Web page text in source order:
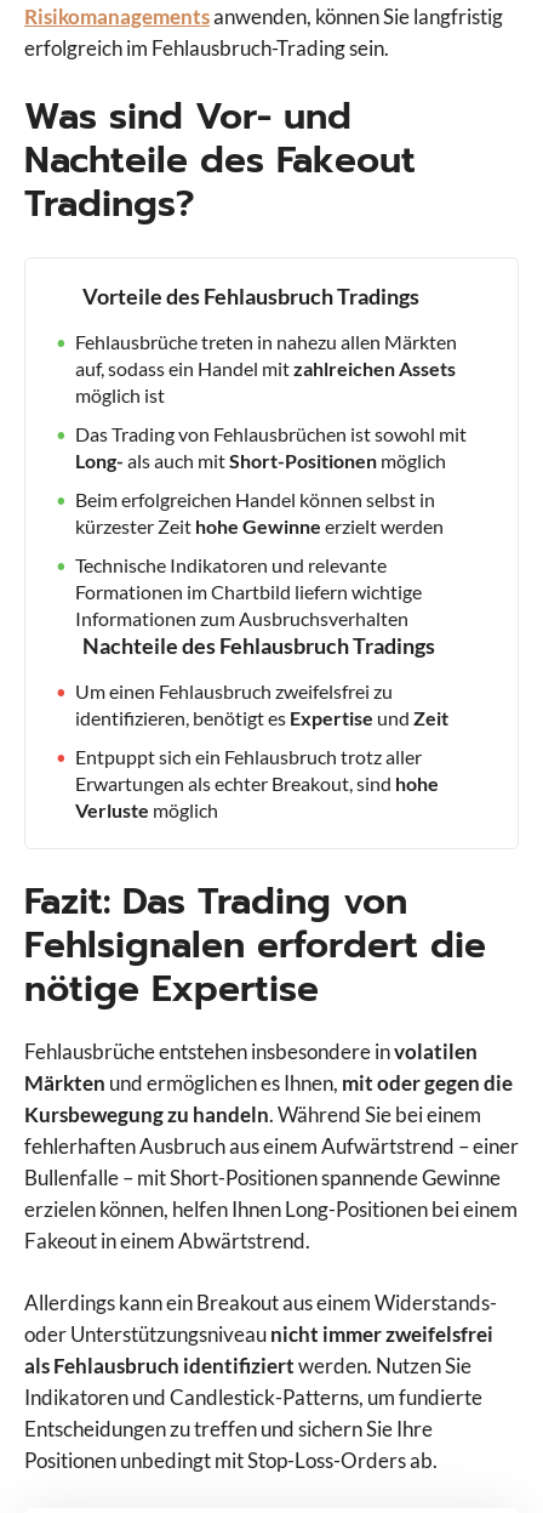
Risikomanagementsanwenden, können Sie langfristig
erfolgreich im Fehlausbruch-Trading sein.
Was sind Vor- und
Nachteile des Fakeout
Tradings?
Vorteile des Fehlausbruch Tradings
Fehlausbrüche treten in nahezu allen Märkten
auf, sodass ein Handel mitzahlreichen Assets
möglich ist
Das Trading von Fehlausbrüchen ist sowohl mit
Long- als auch mitShort-Positionen möglich
Beim erfolgreichen Handel können selbst in
kürzester Zeit hohe Gewinne erzielt werden
Technische Indikatoren und relevante
Formationen im Chartbild liefern wichtige
Informationen zum Ausbruchsverhalten
Nachteile des Fehlausbruch Tradings
Um einen Fehlausbruch zweifelsfrei zu
identifizieren, benötigt es Expertise und Zeit
Entpuppt sich ein Fehlausbruch trotz aller
Erwartungen als echter Breakout, sind hohe
Verluste möglich
Fazit: Das Trading von
Fehlsignalen erfordert die
nötige Expertise
Fehlausbrüche entstehen insbesondere involatilen
Märkten und ermöglichen es Ihnen, mit oder gegen die
Kursbewegung zu handeln. Während Sie bei einem
fehlerhaften Ausbruch aus einem Aufwärtstrend – einer
Bullenfalle – mit Short-Positionen spannende Gewinne
erzielen können, helfen Ihnen Long-Positionen bei einem
Fakeout in einem Abwärtstrend.
Allerdings kann ein Breakout aus einem Widerstands-
oder Unterstützungsniveaunicht immer zweifelsfrei
als Fehlausbruch identifiziertwerden. Nutzen Sie
Indikatoren und Candlestick-Patterns, um fundierte
Entscheidungen zu treffen und sichern Sie Ihre
Positionen unbedingt mit Stop-Loss-Orders ab.